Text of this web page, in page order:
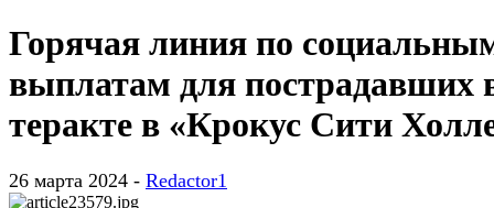
Горячая линия по
выплатам для пострадавших
теракте в «Крокус Сити
26 марта 2024 - Redactor1